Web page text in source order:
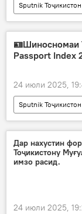
Sputnik Тоҷикистон
🪪Шиносномаи
Passport Index
24 июли 2025,
Sputnik Тоҷикистон
Дар нахустин
Тоҷикистону
имзо расид.
24 июли 2025,